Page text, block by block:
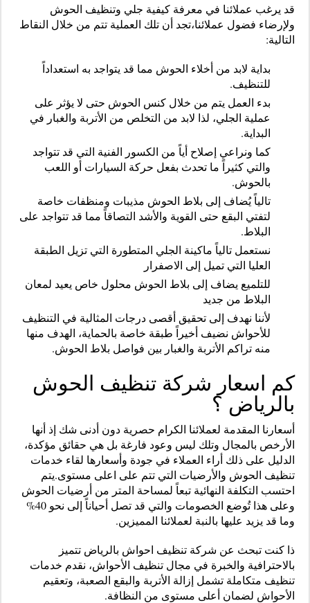
قد يرغب عملائنا في معرفة كيفية جلي وتنظيف الحوش
ولإرضاء فضول عملائنا،تجد أن تلك العملية تتم من خلال النقاط
التالية:
بداية لابد من أخلاء الحوش مما قد يتواجد به استعداداً
للتنظيف.
بدء العمل يتم من خلال كنس الحوش حتى لا يؤثر على
عملية الجلي، لذا لابد من التخلص من الأتربة والغبار في
البداية.
كما ونراعي إصلاح أياً من الكسور الفنية التي قد تتواجد
والتي كثيراً ما تحدث بفعل حركة السيارات أو اللعب
بالحوش.
تالياً يُضاف إلى بلاط الحوش مذيبات ومنظفات خاصة
لتفتي البقع حتى القوية والأشد التصاقاً مما قد تتواجد على
البلاط.
نستعمل تالياً ماكينة الجلي المتطورة التي تزيل الطبقة
العليا التي تميل إلى الاصفرار
للتلميع يضاف إلى بلاط الحوش محلول خاص يعيد لمعان
البلاط من جديد
لأننا نهدف إلى تحقيق أقصى درجات المثالية في التنظيف
للأحواش نضيف أخيراً طبقة خاصة بالحماية، الهدف منها
منه تراكم الأتربة والغبار بين فواصل بلاط الحوش.
كم اسعار شركة تنظيف الحوش
بالرياض ؟
أسعارنا المقدمة لعملائنا الكرام حصرية دون أدنى شك إذ أنها
الأرخص بالمجال وتلك ليس وعود فارغة بل هي حقائق مؤكدة،
الدليل على ذلك أراء العملاء في جودة وأسعارها لقاء خدمات
تنظيف الحوش والأرضيات التي تتم على اعلى مستوى.يتم
احتسب التكلفة النهائية تبعاً لمساحة المتر من أرضيات الحوش
وعلى هذا تُوضع الخصومات والتي قد تصل أحياناً إلى نحو 40%
وما قد يزيد عليها بالنبة لعملائنا المميزين.
ذا كنت تبحث عن شركة تنظيف احواش بالرياض تتميز
بالاحترافية والخبرة في مجال تنظيف الأحواش، نقدم خدمات
تنظيف متكاملة تشمل إزالة الأتربة والبقع الصعبة، وتعقيم
الأحواش لضمان أعلى مستوى من النظافة.